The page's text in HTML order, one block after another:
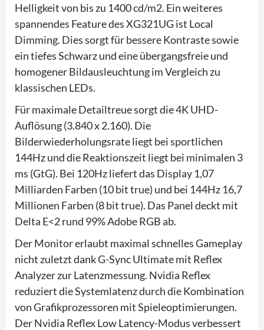
Helligkeit von bis zu 1400 cd/m2. Ein weiteres
spannendes Feature des XG321UG ist Local
Dimming. Dies sorgt für bessere Kontraste sowie
ein tiefes Schwarz und eine übergangsfreie und
homogener Bildausleuchtung im Vergleich zu
klassischen LEDs.
Für maximale Detailtreue sorgt die 4K UHD-
Auflösung (3.840 x 2.160). Die
Bilderwiederholungsrate liegt bei sportlichen
144Hz und die Reaktionszeit liegt bei minimalen 3
ms (GtG). Bei 120Hz liefert das Display 1,07
Milliarden Farben (10 bit true) und bei 144Hz 16,7
Millionen Farben (8 bit true). Das Panel deckt mit
Delta E<2 rund 99% Adobe RGB ab.
Der Monitor erlaubt maximal schnelles Gameplay
nicht zuletzt dank G-Sync Ultimate mit Reflex
Analyzer zur Latenzmessung. Nvidia Reflex
reduziert die Systemlatenz durch die Kombination
von Grafikprozessoren mit Spieleoptimierungen.
Der Nvidia Reflex Low Latency-Modus verbessert